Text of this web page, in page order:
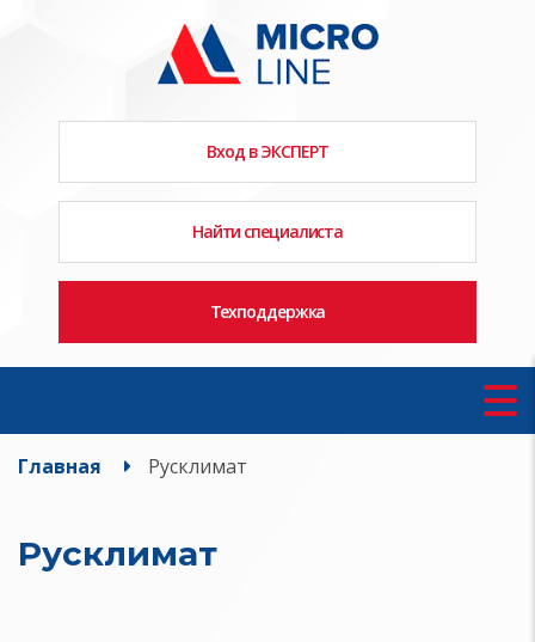
Вход в ЭКСПЕРТ
Найти специалиста
Техподдержка
Главная Русклимат
Русклимат